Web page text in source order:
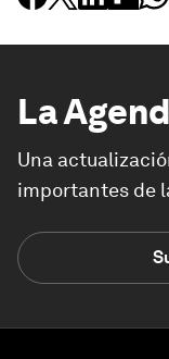
La
Una
importantes de